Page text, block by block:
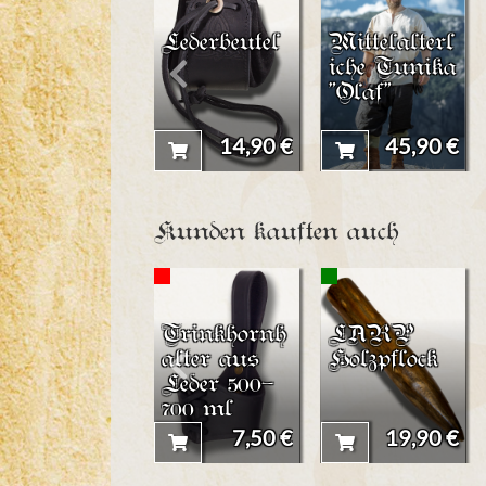
Lederbeutel
14,90 €
Mittelalterl
iche Tunika
"Olaf"
45,90 €
Kunden kauften auch
Trinkhornh
alter aus
Leder 500-
700 ml
7,50 €
LARP
Holzpflock
19,90 €